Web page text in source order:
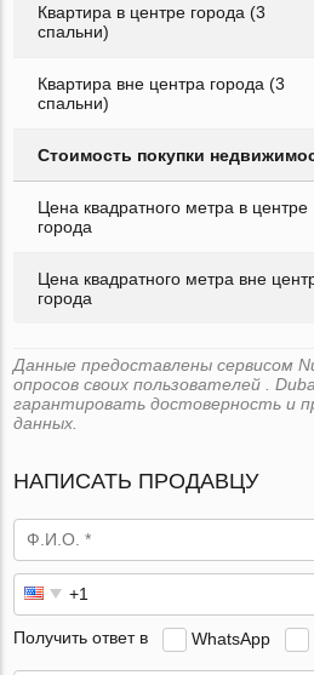
Квартира в центре города (3
спальни)
Квартира вне центра города (3
спальни)
Стоимость покупки
Цена квадратного метра в центре
города
Цена квадратного метра вне
города
Данные предоставлены сервисом
опросов своих пользователей .
гарантировать достоверность и
данных.
НАПИСАТЬ ПРОДАВЦУ
Получить ответ в WhatsApp